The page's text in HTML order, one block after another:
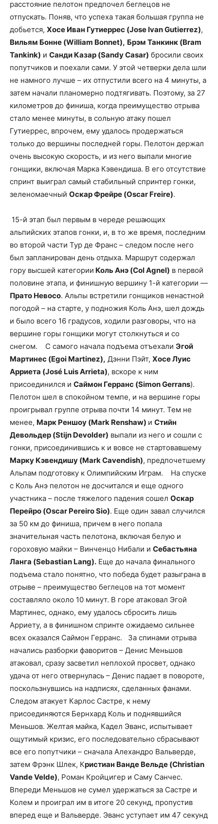
расстояние пелотон предпочел беглецов не
отпускать. Поняв, что успеха такая большая группа не
добьется, Хосе Иван Гутиеррес (Jose Ivan Gutierrez),
Вильям Бонне (William Bonnet), Брэм Танкинк (Bram
Tankink) и Санди Казар (Sandy Casar) бросили своих
попутчиков и поехали сами. У этой четверки дела шли
не намного лучше – их отпустили всего на 4 минуты, а
затем начали планомерно подтягивать. Поэтому, за 27
километров до финиша, когда преимущество отрыва
стало менее минуты, в сольную атаку пошел
Гутиеррес, впрочем, ему удалось продержаться
только до вершины последней горы. Пелотон держал
очень высокую скорость, и из него выпали многие
гонщики, включая Марка Кэвендиша. В его отсутствие
спринт выиграл самый стабильный спринтер гонки,
зеленомаечный Оскар Фрейре (Oscar Freire).
15-й этап был первым в череде решающих
альпийских этапов гонки, и, в то же время, последним
во второй части Тур де Франс – следом после него
был запланирован день отдыха. Маршрут содержал
гору высшей категории Коль Анэ (Col Agnel) в первой
половине этапа, и финишную вершину 1-й категории —
Прато Невосо. Альпы встретили гонщиков ненастной
погодой – на старте, у подножия Коль Анэ, шел дождь
и было всего 16 градусов, ходили разговоры, что на
вершине горы гонщики могут столкнуться и со
снегом. С самого начала подъема отъехали Эгой
Мартинес (Egoi Martinez), Дэнни Пэйт, Хосе Луис
Арриета (José Luis Arrieta), вскоре к ним
присоединился и Саймон Герранс (Simon Gerrans).
Пелотон шел в спокойном темпе, и на вершине горы
проигрывал группе отрыва почти 14 минут. Тем не
менее, Марк Реншоу (Mark Renshaw) и Стийн
Девольдер (Stijn Devolder) выпали из него и сошли с
гонки, присоединившись к и вовсе не стартовавшему
Марку Кэвендишу (Mark Cavendish), предпочетшему
Альпам подготовку к Олимпийским Играм. На спуске
с Коль Анэ пелотон не досчитался и еще одного
участника – после тяжелого падения сошел Оскар
Перейро (Oscar Pereiro Sio). Еще один завал случился
за 50 км до финиша, причем в него попала
значительная часть пелотона, включая белую и
гороховую майки – Винченцо Нибали и Себастьяна
Ланга (Sebastian Lang). Еще до начала финального
подъема стало понятно, что победа будет разыграна в
отрыве – преимущество беглецов на тот момент
составляло около 10 минут. В горе атаковал Эгой
Мартинес, однако, ему удалось сбросить лишь
Арриету, а в финишном спринте ожидаемо сильнее
всех оказался Саймон Герранс. За спинами отрыва
начались разборки фаворитов – Денис Меньшов
атаковал, сразу засветил неплохой просвет, однако
удача от него отвернулась – Денис падает в повороте,
поскользнувшись на надписях, сделанных фанами.
Следом атакует Карлос Састре, к нему
присоединяются Бернхард Коль и поднявшийся
Меньшов. Желтая майка, Кадел Эванс, испытывает
ощутимый кризис, его последовательно сбрасывают
все его попутчики – сначала Алехандро Вальверде,
затем Фрэнк Шлек, Кристиан Ванде Вельде (Christian
Vande Velde), Роман Кройцигер и Саму Санчес.
Впереди Меньшов не сумел удержаться за Састре и
Колем и проиграл им в итоге 20 секунд, пропустив
вперед еще и Вальверде. Эванс уступает им 47 секунд